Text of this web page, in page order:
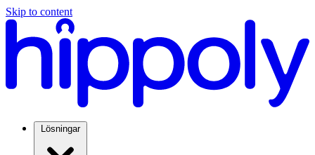
Skip to content
Lösningar